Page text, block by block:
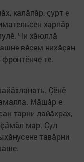
калăпăр, çурт е
харпăр
Чи хăюллă
вӗсем нихăçан
те.
Çӗнӗ
Мăшăр е
тарни лайăхрах,
çăмăл мар. Çул
тавăрни